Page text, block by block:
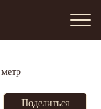
Поделиться